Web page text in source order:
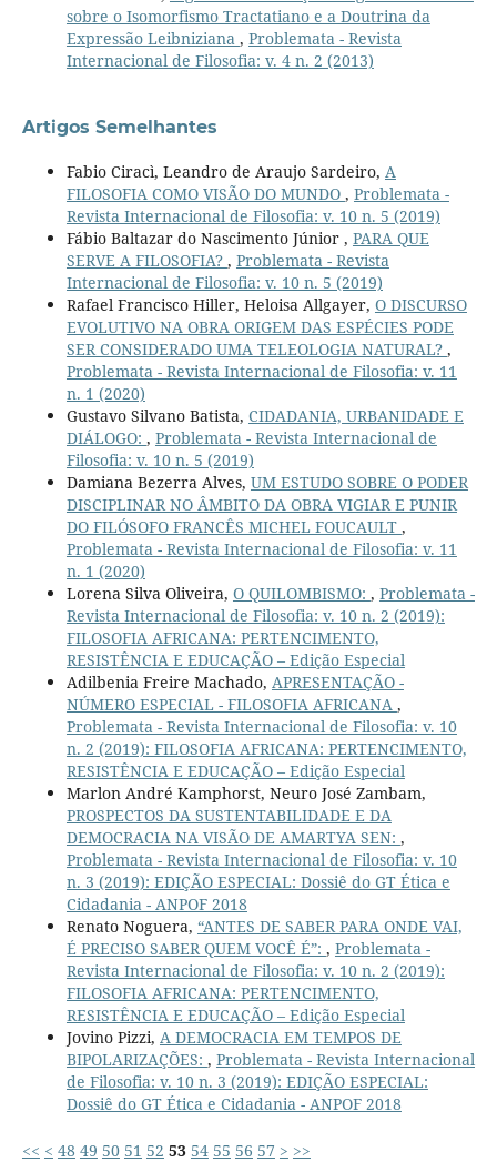
sobre o Isomorfismo Tractatiano e a Doutrina da
Expressão Leibniziana , Problemata - Revista
Internacional de Filosofia: v. 4 n. 2 (2013)
Artigos Semelhantes
Fabio Ciracì, Leandro de Araujo Sardeiro, A
FILOSOFIA COMO VISÃO DO MUNDO , Problemata -
Revista Internacional de Filosofia: v. 10 n. 5 (2019)
Fábio Baltazar do Nascimento Júnior , PARA QUE
SERVE A FILOSOFIA? , Problemata - Revista
Internacional de Filosofia: v. 10 n. 5 (2019)
Rafael Francisco Hiller, Heloisa Allgayer, O DISCURSO
EVOLUTIVO NA OBRA ORIGEM DAS ESPÉCIES PODE
SER CONSIDERADO UMA TELEOLOGIA NATURAL? ,
Problemata - Revista Internacional de Filosofia: v. 11
n. 1 (2020)
Gustavo Silvano Batista, CIDADANIA, URBANIDADE E
DIÁLOGO: , Problemata - Revista Internacional de
Filosofia: v. 10 n. 5 (2019)
Damiana Bezerra Alves, UM ESTUDO SOBRE O PODER
DISCIPLINAR NO ÂMBITO DA OBRA VIGIAR E PUNIR
DO FILÓSOFO FRANCÊS MICHEL FOUCAULT ,
Problemata - Revista Internacional de Filosofia: v. 11
n. 1 (2020)
Lorena Silva Oliveira, O QUILOMBISMO: , Problemata -
Revista Internacional de Filosofia: v. 10 n. 2 (2019):
FILOSOFIA AFRICANA: PERTENCIMENTO,
RESISTÊNCIA E EDUCAÇÃO – Edição Especial
Adilbenia Freire Machado, APRESENTAÇÃO -
NÚMERO ESPECIAL - FILOSOFIA AFRICANA ,
Problemata - Revista Internacional de Filosofia: v. 10
n. 2 (2019): FILOSOFIA AFRICANA: PERTENCIMENTO,
RESISTÊNCIA E EDUCAÇÃO – Edição Especial
Marlon André Kamphorst, Neuro José Zambam,
PROSPECTOS DA SUSTENTABILIDADE E DA
DEMOCRACIA NA VISÃO DE AMARTYA SEN: ,
Problemata - Revista Internacional de Filosofia: v. 10
n. 3 (2019): EDIÇÃO ESPECIAL: Dossiê do GT Ética e
Cidadania - ANPOF 2018
Renato Noguera, “ANTES DE SABER PARA ONDE VAI,
É PRECISO SABER QUEM VOCÊ É”: , Problemata -
Revista Internacional de Filosofia: v. 10 n. 2 (2019):
FILOSOFIA AFRICANA: PERTENCIMENTO,
RESISTÊNCIA E EDUCAÇÃO – Edição Especial
Jovino Pizzi, A DEMOCRACIA EM TEMPOS DE
BIPOLARIZAÇÕES: , Problemata - Revista Internacional
de Filosofia: v. 10 n. 3 (2019): EDIÇÃO ESPECIAL:
Dossiê do GT Ética e Cidadania - ANPOF 2018
<< < 48 49 50 51 52 53 54 55 56 57 > >>